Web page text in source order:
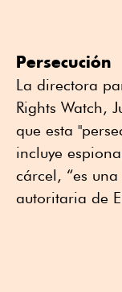
Persecución
La directora
Rights Watch,
que esta
incluye
cárcel, “es
autoritaria de